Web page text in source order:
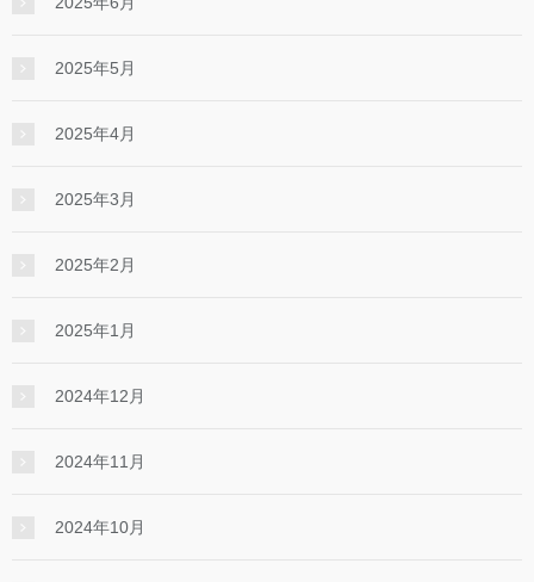
2025年5月
2025年4月
2025年3月
2025年2月
2025年1月
2024年12月
2024年11月
2024年10月